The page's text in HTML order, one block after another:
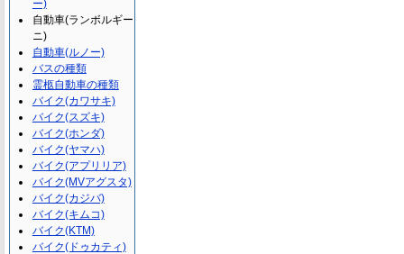
ー)
自動車(ランボルギー
ニ)
自動車(ルノー)
バスの種類
霊柩自動車の種類
バイク(カワサキ)
バイク(スズキ)
バイク(ホンダ)
バイク(ヤマハ)
バイク(アプリリア)
バイク(MVアグスタ)
バイク(カジバ)
バイク(キムコ)
バイク(KTM)
バイク(ドゥカティ)